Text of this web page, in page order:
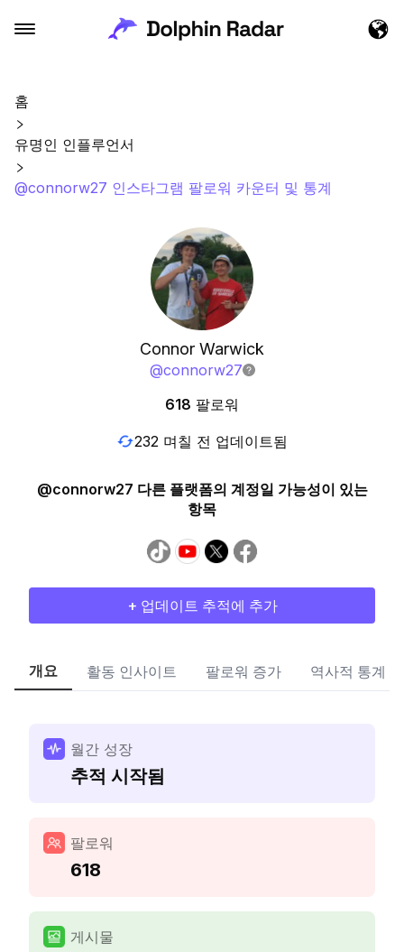
홈
유명인 인플루언서
@connorw27 인스타그램 팔로워 카운터 및 통계
Connor Warwick
@connorw27
618 팔로워
232 며칠 전 업데이트됨
@connorw27 다른 플랫폼의 계정일 가능성이 있는
항목
+ 업데이트 추적에 추가
개요 활동 인사이트 팔로워 증가 역사적 통계
월간 성장
추적 시작됨
팔로워
618
게시물